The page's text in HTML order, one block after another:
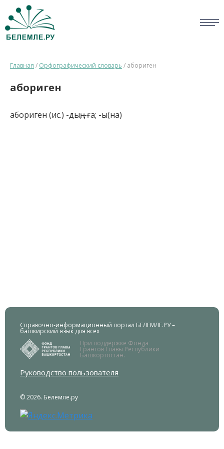
ОПРОС
СПРАВКА
Главная / Орфографический словарь / абориген
абориген
абориген (ис.) -дың, -ға; -ы(на)
Справочно-информационный портал БЕЛЕМЛЕ.РУ –
башкирский язык для всех
При поддержке Фонда
Грантов Главы Республики
Башкортостан.
Руководство пользователя
© 2026. Белемле.ру